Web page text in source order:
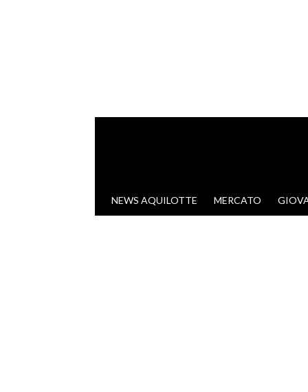
VAI AL CONTENUTO
NEWS AQUILOTTE MERCATO